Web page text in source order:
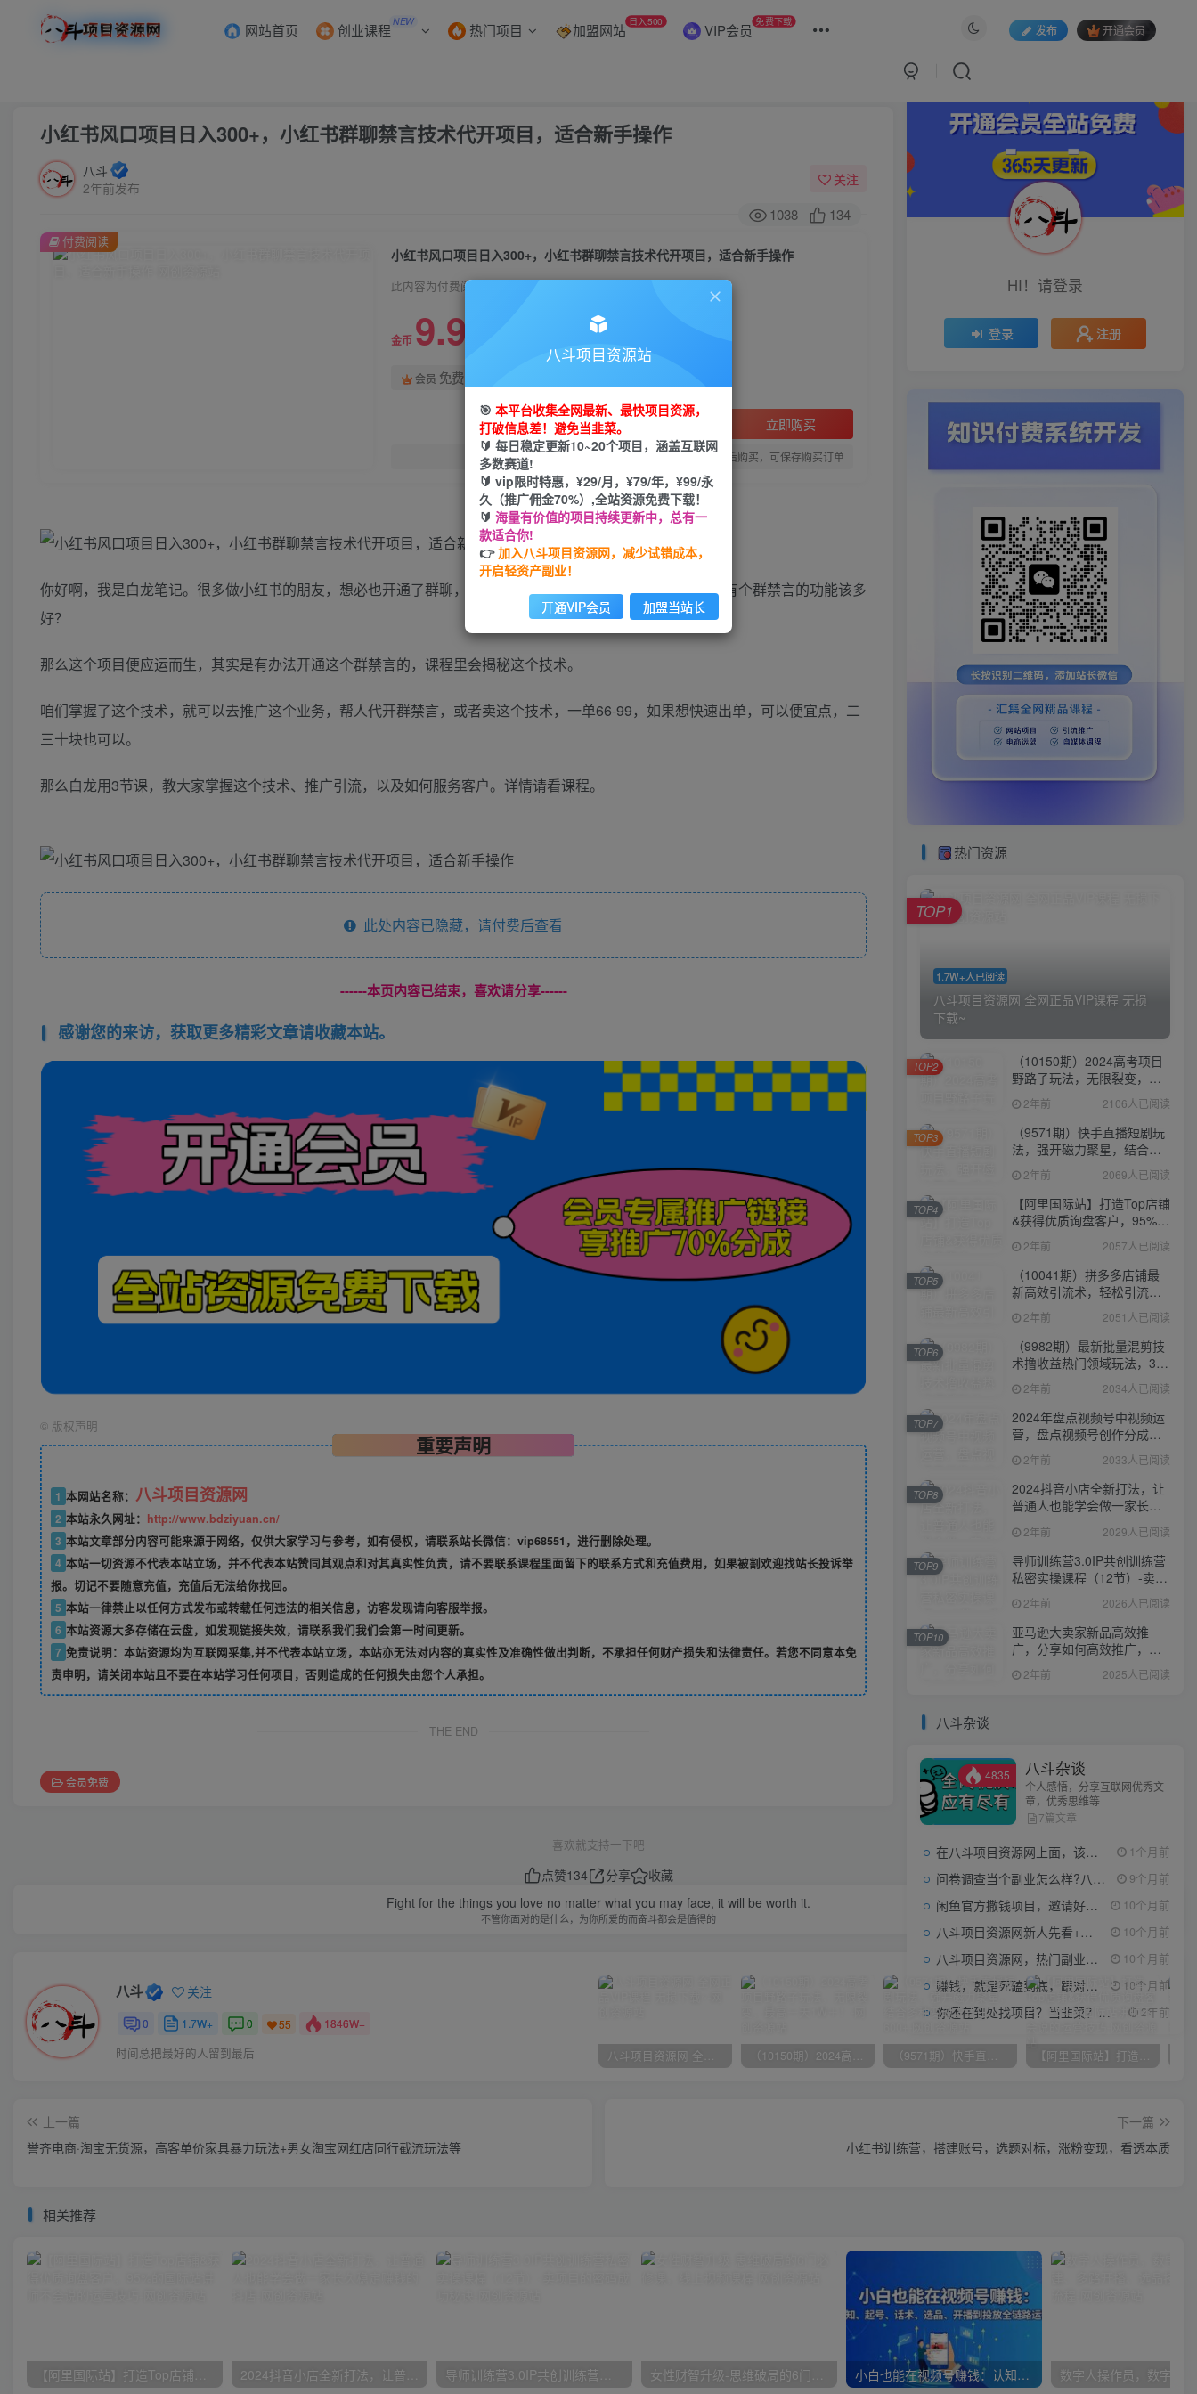
网站首页 创业课程 NEW 热门项目 加盟网站 日入500 VIP会员 免费下载
发布 开通会员
小红书风口项目日入300+，小红书群聊禁言技术代开项目，适合新手操作
八斗
2年前发布
关注
1038 134
小红书风口项目日入300+，小红书群聊禁言技术代开项目，适合新手操作
此内容为付费阅读，请付费后查看
金币 9.9
会员 免费
立即购买
您当前未登录！建议登陆后购买，可保存购买订单
付费阅读
你好啊，我是白龙笔记。很多做小红书的朋友，想必也开通了群聊，但是群里很多人发广告，苦不堪言，如果有个群禁言的功能该多
好？
那么这个项目便应运而生，其实是有办法开通这个群禁言的，课程里会揭秘这个技术。
咱们掌握了这个技术，就可以去推广这个业务，帮人代开群禁言，或者卖这个技术，一单66-99，如果想快速出单，可以便宜点，二
三十块也可以。
那么白龙用3节课，教大家掌握这个技术、推广引流，以及如何服务客户。详情请看课程。
此处内容已隐藏，请付费后查看
------本页内容已结束，喜欢请分享------
感谢您的来访，获取更多精彩文章请收藏本站。
© 版权声明
重要声明
1 本网站名称： 八斗项目资源网
2 本站永久网址： http://www.bdziyuan.cn/
3 本站文章部分内容可能来源于网络，仅供大家学习与参考，如有侵权，请联系站长微信：vip68551，进行删除处理。
4 本站一切资源不代表本站立场，并不代表本站赞同其观点和对其真实性负责，请不要联系课程里面留下的联系方式和充值费用，如果被割欢迎找站长投诉举
报。切记不要随意充值，充值后无法给你找回。
5 本站一律禁止以任何方式发布或转载任何违法的相关信息，访客发现请向客服举报。
6 本站资源大多存储在云盘，如发现链接失效，请联系我们我们会第一时间更新。
7 免责说明：本站资源均为互联网采集,并不代表本站立场，本站亦无法对内容的真实性及准确性做出判断，不承担任何财产损失和法律责任。若您不同意本免
责申明，请关闭本站且不要在本站学习任何项目，否则造成的任何损失由您个人承担。
THE END
会员免费
喜欢就支持一下吧
点赞134 分享
收藏
Fight for the things you love no matter what you may face, it will be worth it.
不管你面对的是什么，为你所爱的而奋斗都会是值得的
八斗 关注
0 1.7W+ 0 55 1846W+
时间总把最好的人留到最后 八斗项目资源网 全网正品VIP课程 无损下载~ （10150期）2024高考项目野路子玩法，无限裂变，最高一天1W＋！ （9571期）快手直播短剧玩法，强开磁力聚星，结合多种变现方式日入600+ 【阿里国际站】打造Top店铺&获得优质询盘客户，​95%的国际站讲师不会说的运营技巧
上一篇
誉齐电商·淘宝无货源，高客单价家具暴力玩法+男女淘宝网红店同行截流玩法等
下一篇
小红书训练营，搭建账号，选题对标，涨粉变现，看透本质
相关推荐
【阿里国际站】打造Top店铺&获得优质询盘客户，​95%的国际站讲师不会说的运营技巧 2024抖音小店全新打法，让普通人也能学会做一家长久稳定赚钱的抖店 导师训练营3.0IP共创训练营私密实操课程（12节）-卖项目的密码成功秘诀 女性财智升级-思维破局的6门必修课，线上视频课程 小白也能在视频号赚钱：认知、起号、话术、选品、开播到投放全链路运营
HI！请登录
登录 注册
热门资源
1.7W+人已阅读
八斗项目资源网 全网正品VIP课程 无损
下载~
TOP1
（10150期）2024高考项目
野路子玩法，无限裂变，最
高一天1W＋！
2年前 2106人已阅读
TOP2
（9571期）快手直播短剧玩
法，强开磁力聚星，结合多
种变现方式日入600+
2年前 2069人已阅读
TOP3
【阿里国际站】打造Top店铺
&获得优质询盘客户，​95%的
国际站讲师不会说的运营技
巧 2年前 2057人已阅读
TOP4
（10041期）拼多多店铺最
新高效引流术，轻松引流
400+创业粉，精准日变现五
位数！
2年前 2051人已阅读
TOP5
（9982期）最新批量混剪技
术撸收益热门领域玩法，3分
钟一条原创视频，轻松日入
1000＋
2年前 2034人已阅读
TOP6
2024年盘点视频号中视频运
营，盘点视频号创作分成计
划，快速过原创日入300+
2年前 2033人已阅读
TOP7
2024抖音小店全新打法，让
普通人也能学会做一家长久
稳定赚钱的抖店
2年前 2029人已阅读
TOP8
导师训练营3.0IP共创训练营
私密实操课程（12节）-卖项
目的密码成功秘诀
2年前 2026人已阅读
TOP9
亚马逊大卖家新品高效推
广，分享如何高效推广，打
造百万美金爆款单品
2年前 2025人已阅读
TOP10
八斗杂谈
4835 八斗杂谈
个人感悟，分享互联网优秀文
章，优秀思维等
7篇文章
在八斗项目资源网上面，该看什么类型的赚钱项目 1个月前
问卷调查当个副业怎么样?八斗告诉你 9个月前
闲鱼官方撒钱项目，邀请好友领现金，单价1-8元，0成本可以当个小副业 10个月前
八斗项目资源网新人先看+领取【0撸小项目+互联网工具箱】 10个月前
八斗项目资源网，热门副业项目任你选，每日持续更新 10个月前
赚钱，就是死磕到底，跟对人做对事。 10个月前
你还在到处找项目？当韭菜？我靠项目资源网也能月如过万。 2年前
八斗项目资源站
🎯 本平台收集全网最新、最快项目资源，
打破信息差！避免当韭菜。
🔰 每日稳定更新10~20个项目，涵盖互联网
多数赛道!
🔰 vip限时特惠，¥29/月，¥79/年，¥99/永
久（推广佣金70%）,全站资源免费下载！
🔰 海量有价值的项目持续更新中，总有一
款适合你!
👉加入八斗项目资源网，减少试错成本，
开启轻资产副业！
开通VIP会员 加盟当站长